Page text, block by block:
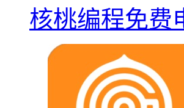
核桃编程免费